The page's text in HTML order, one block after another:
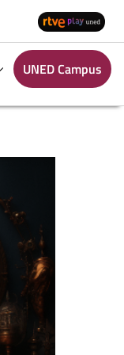
UNED Campus